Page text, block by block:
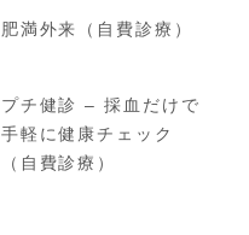
肥満外来（自費診療）
プチ健診 – 採血だけで
手軽に健康チェック
（自費診療）